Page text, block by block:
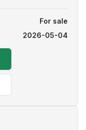
For sale
2026-05-04